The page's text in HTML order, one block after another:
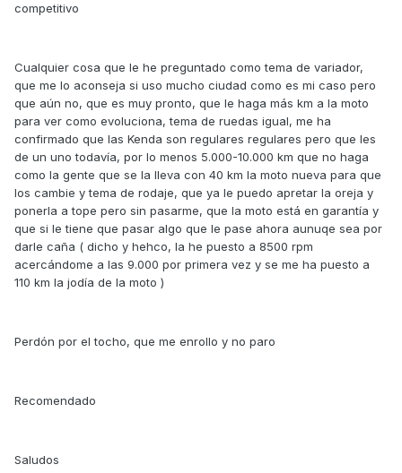
competitivo
Cualquier cosa que le he preguntado como tema de variador,
que me lo aconseja si uso mucho ciudad como es mi caso pero
que aún no, que es muy pronto, que le haga más km a la moto
para ver como evoluciona, tema de ruedas igual, me ha
confirmado que las Kenda son regulares regulares pero que les
de un uno todavía, por lo menos 5.000-10.000 km que no haga
como la gente que se la lleva con 40 km la moto nueva para que
los cambie y tema de rodaje, que ya le puedo apretar la oreja y
ponerla a tope pero sin pasarme, que la moto está en garantía y
que si le tiene que pasar algo que le pase ahora aunuqe sea por
darle caña ( dicho y hehco, la he puesto a 8500 rpm
acercándome a las 9.000 por primera vez y se me ha puesto a
110 km la jodía de la moto )
Perdón por el tocho, que me enrollo y no paro
Recomendado
Saludos